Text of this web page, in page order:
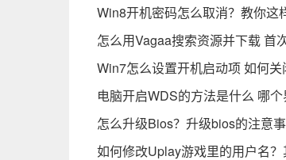
Win8开机密码怎么取消？教你这
怎么用Vagaa搜索资源并下载 首
Win7怎么设置开机启动项 如何
电脑开启WDS的方法是什么 哪
怎么升级Bios？升级bios的注意
如何修改Uplay游戏里的用户名